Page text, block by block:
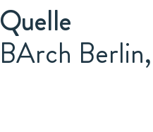
Quelle
BArch